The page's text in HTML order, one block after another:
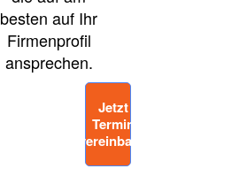
besten auf Ihr
Firmenprofil
ansprechen.
Jetzt
Termin
vereinbaren